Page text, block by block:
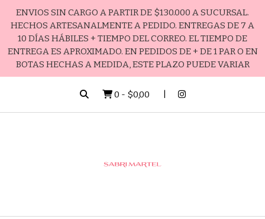
ENVIOS SIN CARGO A PARTIR DE $130.000 A SUCURSAL.
HECHOS ARTESANALMENTE A PEDIDO. ENTREGAS DE 7 A
10 DÍAS HÁBILES + TIEMPO DEL CORREO. EL TIEMPO DE
ENTREGA ES APROXIMADO. EN PEDIDOS DE + DE 1 PAR O EN
BOTAS HECHAS A MEDIDA, ESTE PLAZO PUEDE VARIAR
0 - $0,00